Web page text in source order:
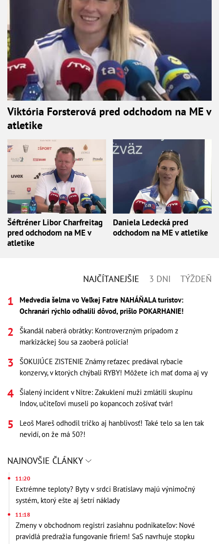
Viktória Forsterová pred odchodom na ME v
atletike
Šéftréner Libor Charfreitag
pred odchodom na ME v
atletike
Daniela Ledecká pred
odchodom na ME v atletike
NAJČÍTANEJŠIE 3 DNI TÝŽDEŇ
Medvedia šelma vo Veľkej Fatre NAHÁŇALA turistov:
Ochranári rýchlo odhalili dôvod, prišlo POKARHANIE!
Škandál naberá obrátky: Kontroverzným prípadom z
markizáckej šou sa zaoberá polícia!
ŠOKUJÚCE ZISTENIE Známy reťazec predával rybacie
konzervy, v ktorých chýbali RYBY! Môžete ich mať doma aj vy
Šialený incident v Nitre: Zakuklení muži zmlátili skupinu
Indov, učiteľovi museli po kopancoch zošívať tvár!
Leoš Mareš odhodil tričko aj hanblivosť! Také telo sa len tak
nevidí, on že má 50?!
NAJNOVŠIE ČLÁNKY
11:20
Extrémne teploty? Byty v srdci Bratislavy majú výnimočný
systém, ktorý ešte aj šetrí náklady
11:18
Zmeny v obchodnom registri zasiahnu podnikateľov: Nové
pravidlá predražia fungovanie firiem! SaS navrhuje stopku